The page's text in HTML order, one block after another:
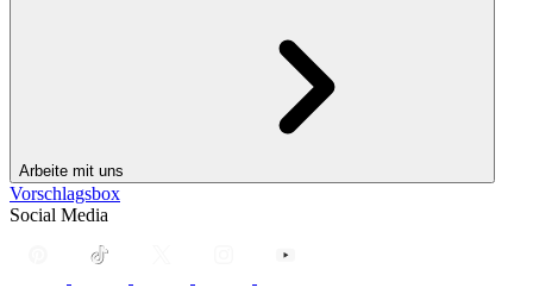
Arbeite mit uns
Vorschlagsbox
Social Media